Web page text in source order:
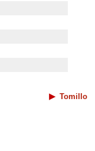
Tomillo